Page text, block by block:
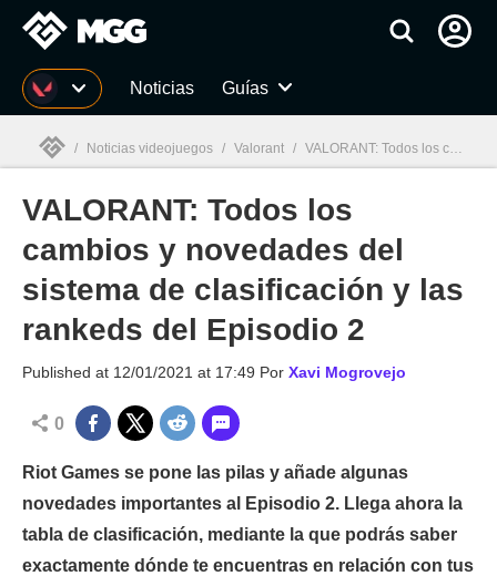
MGG Noticias Guías
MGG
/ Noticias videojuegos / Valorant / VALORANT: Todos los cambios y novedades del sistema de clasificación y las rankeds del Episodio 2
VALORANT: Todos los
cambios y novedades del
sistema de clasificación y las
rankeds del Episodio 2
Published at 12/01/2021 at 17:49 Por Xavi Mogrovejo
0
Riot Games se pone las pilas y añade algunas
novedades importantes al Episodio 2. Llega ahora la
tabla de clasificación, mediante la que podrás saber
exactamente dónde te encuentras en relación con tus